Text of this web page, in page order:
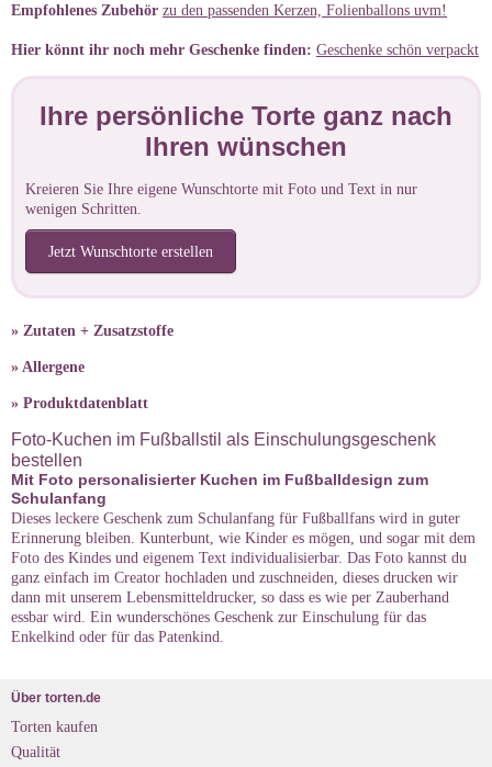
Empfohlenes Zubehör zu den passenden Kerzen, Folienballons uvm!
Hier könnt ihr noch mehr Geschenke finden: Geschenke schön verpackt
Ihre persönliche Torte ganz nach
Ihren wünschen
Kreieren Sie Ihre eigene Wunschtorte mit Foto und Text in nur
wenigen Schritten.
Jetzt Wunschtorte erstellen
» Zutaten + Zusatzstoffe
» Allergene
» Produktdatenblatt
Foto-Kuchen im Fußballstil als Einschulungsgeschenk
bestellen
Mit Foto personalisierter Kuchen im Fußballdesign zum
Schulanfang
Dieses leckere Geschenk zum Schulanfang für Fußballfans wird in guter
Erinnerung bleiben. Kunterbunt, wie Kinder es mögen, und sogar mit dem
Foto des Kindes und eigenem Text individualisierbar. Das Foto kannst du
ganz einfach im Creator hochladen und zuschneiden, dieses drucken wir
dann mit unserem Lebensmitteldrucker, so dass es wie per Zauberhand
essbar wird. Ein wunderschönes Geschenk zur Einschulung für das
Enkelkind oder für das Patenkind.
Über torten.de
Torten kaufen
Qualität